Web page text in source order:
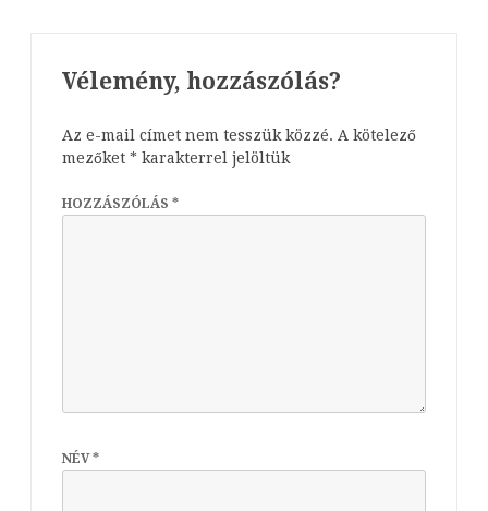
Vélemény, hozzászólás?
Az e-mail címet nem tesszük közzé. A kötelező
mezőket * karakterrel jelöltük
HOZZÁSZÓLÁS *
NÉV*